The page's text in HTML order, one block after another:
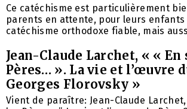
Ce catéchisme est particulièrement
parents en attente, pour leurs enfants
catéchisme orthodoxe fiable, mais
Jean-Claude Larchet, « «
Pères… ». La vie et l’œuvre
Georges Florovsky »
Vient de paraître: Jean-Claude